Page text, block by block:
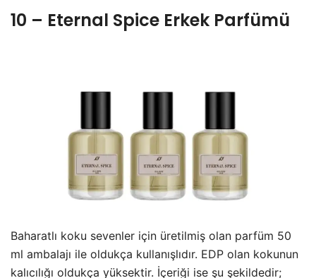
10 – Eternal Spice Erkek Parfümü
Baharatlı koku sevenler için üretilmiş olan parfüm 50
ml ambalajı ile oldukça kullanışlıdır. EDP olan kokunun
kalıcılığı oldukça yüksektir. İçeriği ise şu şekildedir;